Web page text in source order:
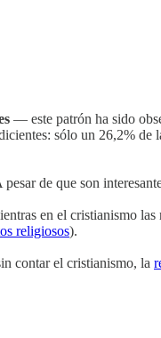
— este patrón ha sido
sólo un 26,2% de
de que son
en el cristianismo
religiosos).
contar el cristianismo, la